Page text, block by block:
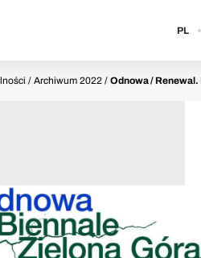
PL
/ Archiwum 2022 / Odnowa /